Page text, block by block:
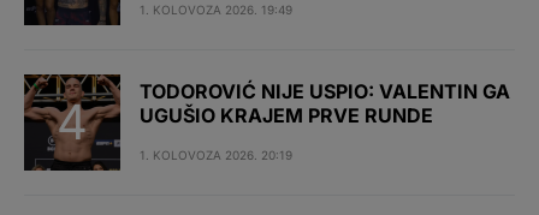
1. KOLOVOZA 2026. 19:49
TODOROVIĆ NIJE USPIO: VALENTIN GA
UGUŠIO KRAJEM PRVE RUNDE
1. KOLOVOZA 2026. 20:19